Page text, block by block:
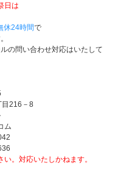
日は
休24時間で
の問い合わせ対応はいたして
目216－8
ム
。対応いたしかねます。